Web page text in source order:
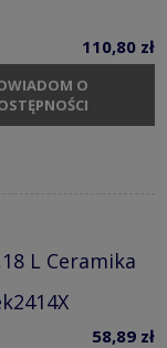
110,80 zł
O
L Ceramika
58,89 zł